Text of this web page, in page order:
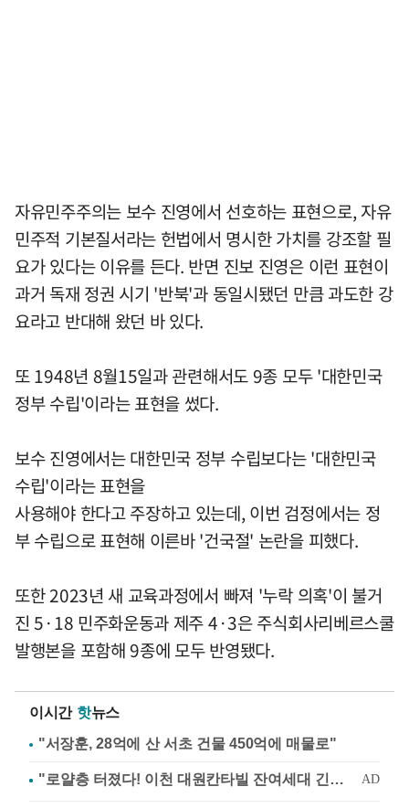
자유민주주의는 보수 진영에서 선호하는 표현으로, 자유
민주적 기본질서라는 헌법에서 명시한 가치를 강조할 필
요가 있다는 이유를 든다. 반면 진보 진영은 이런 표현이
과거 독재 정권 시기 '반북'과 동일시됐던 만큼 과도한 강
요라고 반대해 왔던 바 있다.
또 1948년 8월15일과 관련해서도 9종 모두 '대한민국
정부 수립'이라는 표현을 썼다.
보수 진영에서는 대한민국 정부 수립보다는 '대한민국
수립'이라는 표현을
사용해야 한다고 주장하고 있는데, 이번 검정에서는 정
부 수립으로 표현해 이른바 '건국절' 논란을 피했다.
또한 2023년 새 교육과정에서 빠져 '누락 의혹'이 불거
진 5·18 민주화운동과 제주 4·3은 주식회사리베르스쿨
발행본을 포함해 9종에 모두 반영됐다.
이시간 핫뉴스
"서장훈, 28억에 산 서초 건물 450억에 매물로"